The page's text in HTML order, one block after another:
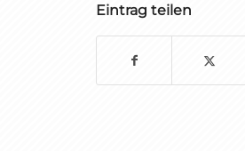
Eintrag teilen